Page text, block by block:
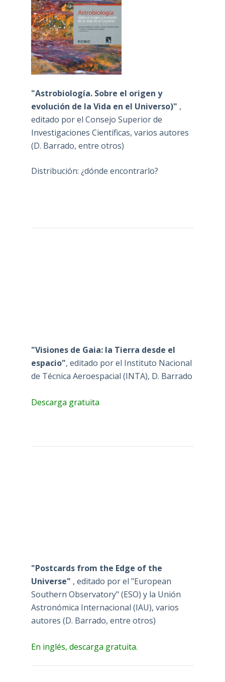
"Astrobiología. Sobre el origen y
evolución de la Vida en el Universo)" ,
editado por el Consejo Superior de
Investigaciones Científicas, varios autores
(D. Barrado, entre otros)
Distribución: ¿dónde encontrarlo?
"Visiones de Gaia: la Tierra desde el
espacio", editado por el Instituto Nacional
de Técnica Aeroespacial (INTA), D. Barrado
Descarga gratuita
"Postcards from the Edge of the
Universe" , editado por el "European
Southern Observatory" (ESO) y la Unión
Astronómica Internacional (IAU), varios
autores (D. Barrado, entre otros)
En inglés, descarga gratuita.